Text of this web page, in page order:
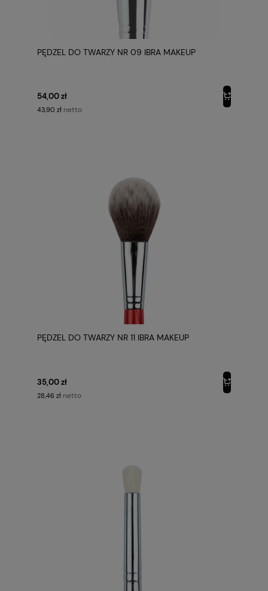
PĘDZEL DO TWARZY NR 09 IBRA MAKEUP
54,00 zł
43,90 zł netto
PĘDZEL DO TWARZY NR 11 IBRA MAKEUP
35,00 zł
28,46 zł netto